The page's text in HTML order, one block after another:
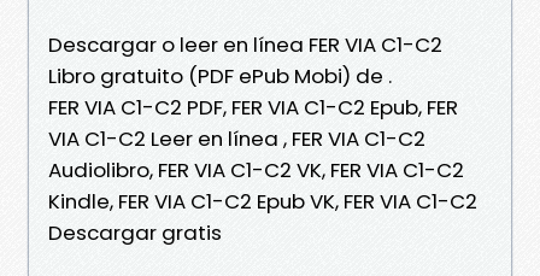
Descargar o leer en línea FER VIA C1-C2
Libro gratuito (PDF ePub Mobi) de .
FER VIA C1-C2 PDF, FER VIA C1-C2 Epub, FER
VIA C1-C2 Leer en línea , FER VIA C1-C2
Audiolibro, FER VIA C1-C2 VK, FER VIA C1-C2
Kindle, FER VIA C1-C2 Epub VK, FER VIA C1-C2
Descargar gratis